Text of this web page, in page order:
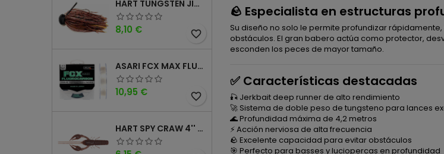
HART TUNGSTEN JIG T FOOTBALL DM
Precio
8,10 € favorite_border
ASARI FCX MAX FLUOROCARBONO 100% 100MTS
Precio
10,95 € favorite_border
HART SPY CRAW 4'' CINNAMON PURPLE
🪨 Especialista en estructuras
Su diseño no solo le permite profundizar
obstáculos. El gran babero actúa como protector,
esconden los peces de mayor tamaño.
✅ Características destacadas
🎣 Jerkbait deep runner de alto rendimiento
🚀 Sistema de doble peso de tungsteno para lances
🌊 Profundidad máxima de 4,2 metros
⚡ Acción nerviosa de alta frecuencia
🪨 Excelente capacidad para evitar obstáculos
🎯 Perfecto para basses y luciopercas en profundidad